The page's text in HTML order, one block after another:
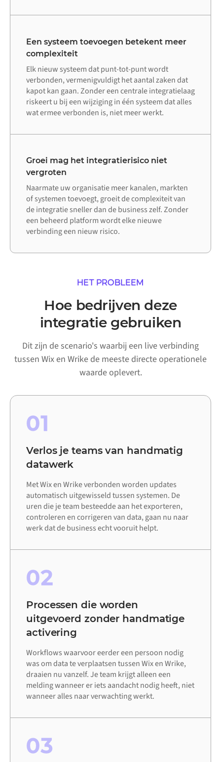
Een systeem toevoegen betekent meer
complexiteit
Elk nieuw systeem dat punt-tot-punt wordt
verbonden, vermenigvuldigt het aantal zaken dat
kapot kan gaan. Zonder een centrale integratielaag
riskeert u bij een wijziging in één systeem dat alles
wat ermee verbonden is, niet meer werkt.
Groei mag het integratierisico niet
vergroten
Naarmate uw organisatie meer kanalen, markten
of systemen toevoegt, groeit de complexiteit van
de integratie sneller dan de business zelf. Zonder
een beheerd platform wordt elke nieuwe
verbinding een nieuw risico.
HET PROBLEEM
Hoe bedrijven deze
integratie gebruiken
Dit zijn de scenario's waarbij een live verbinding
tussen Wix en Wrike de meeste directe operationele
waarde oplevert.
01
Verlos je teams van handmatig
datawerk
Met Wix en Wrike verbonden worden updates
automatisch uitgewisseld tussen systemen. De
uren die je team besteedde aan het exporteren,
controleren en corrigeren van data, gaan nu naar
werk dat de business echt vooruit helpt.
02
Processen die worden
uitgevoerd zonder handmatige
activering
Workflows waarvoor eerder een persoon nodig
was om data te verplaatsen tussen Wix en Wrike,
draaien nu vanzelf. Je team krijgt alleen een
melding wanneer er iets aandacht nodig heeft, niet
wanneer alles naar verwachting werkt.
03